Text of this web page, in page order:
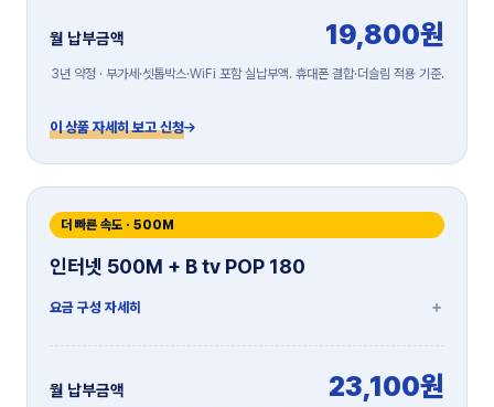
월 납부금액 19,800원
3년 약정 · 부가세·셋톱박스·WiFi 포함 실납부액. 휴대폰 결합·더슬림 적용 기준.
이 상품 자세히 보고 신청
더 빠른 속도 · 500M
인터넷 500M + B tv POP 180
요금 구성 자세히
월 납부금액 23,100원